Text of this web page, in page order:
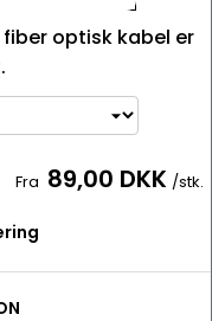
optisk kabel er
Fra 89,00 DKK /stk.